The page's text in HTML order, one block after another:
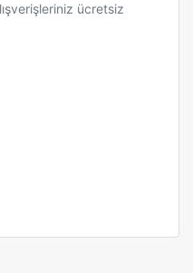
ücretsiz